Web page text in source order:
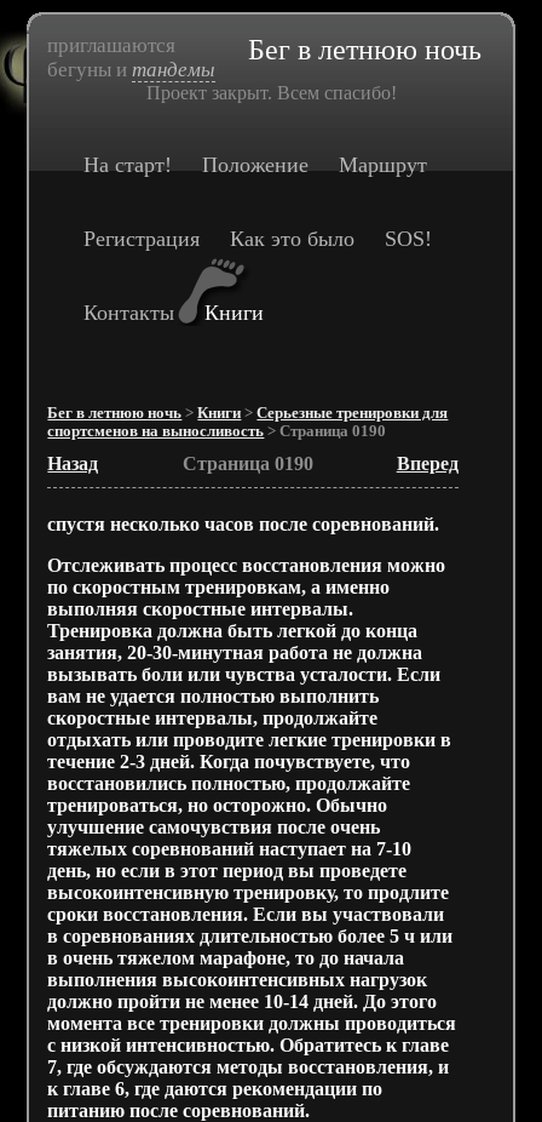
приглашаются
бегуны итандемы
Бег в летнюю ночь
Проект закрыт. Всем спасибо!
На старт! Положение Маршрут
Регистрация Как это было SOS!
Контакты Книги
Бег в летнюю ночь >Книги >Серьезные тренировки для
спортсменов на выносливость > Страница 0190
Назад Страница 0190 Вперед
спустя несколько часов после соревнований.
Отслеживать процесс восстановления можно
по скоростным тренировкам, а именно
выполняя скоростные интервалы.
Тренировка должна быть легкой до конца
занятия, 20-30-минутная работа не должна
вызывать боли или чувства усталости. Если
вам не удается полностью выполнить
скоростные интервалы, продолжайте
отдыхать или проводите легкие тренировки в
течение 2-3 дней. Когда почувствуете, что
восстановились полностью, продолжайте
тренироваться, но осторожно. Обычно
улучшение самочувствия после очень
тяжелых соревнований наступает на 7-10
день, но если в этот период вы проведете
высокоинтенсивную тренировку, то продлите
сроки восстановления. Если вы участвовали
в соревнованиях длительностью более 5 ч или
в очень тяжелом марафоне, то до начала
выполнения высокоинтенсивных нагрузок
должно пройти не менее 10-14 дней. До этого
момента все тренировки должны проводиться
с низкой интенсивностью. Обратитесь к главе
7, где обсуждаются методы восстановления, и
к главе 6, где даются рекомендации по
питанию после соревнований.